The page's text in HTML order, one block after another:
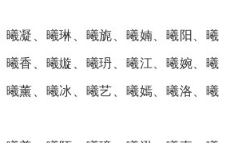
凝、曦琳、曦旎、曦婻、曦阳、曦
曦香、曦嫙、曦玬、曦江、曦婉、曦
曦薰、曦冰、曦艺、曦嫣、曦洛、曦